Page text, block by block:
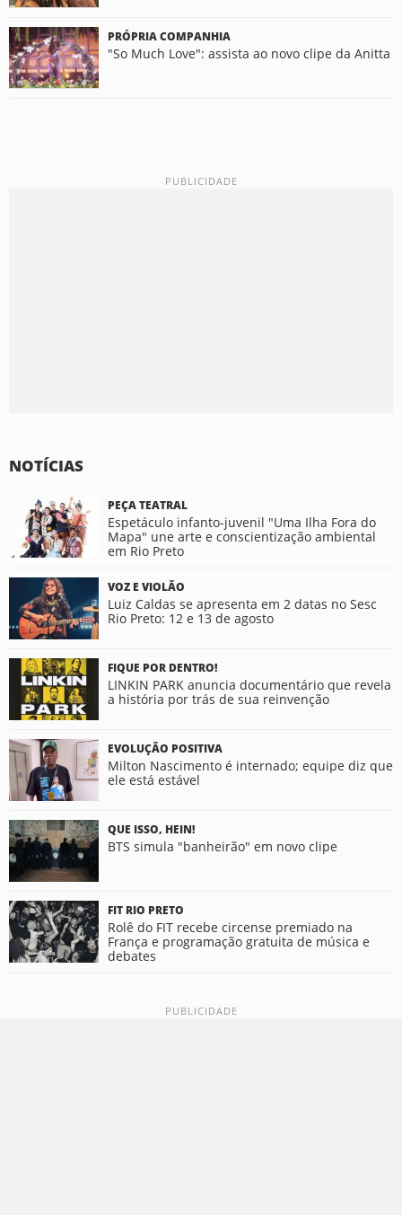
PRÓPRIA COMPANHIA
"So Much Love": assista ao novo clipe da Anitta
NOTÍCIAS
PEÇA TEATRAL
Espetáculo infanto-juvenil "Uma Ilha Fora do
Mapa" une arte e conscientização ambiental
em Rio Preto
VOZ E VIOLÃO
Luiz Caldas se apresenta em 2 datas no Sesc
Rio Preto: 12 e 13 de agosto
FIQUE POR DENTRO!
LINKIN PARK anuncia documentário que revela
a história por trás de sua reinvenção
EVOLUÇÃO POSITIVA
Milton Nascimento é internado; equipe diz que
ele está estável
QUE ISSO, HEIN!
BTS simula "banheirão" em novo clipe
FIT RIO PRETO
Rolê do FIT recebe circense premiado na
França e programação gratuita de música e
debates